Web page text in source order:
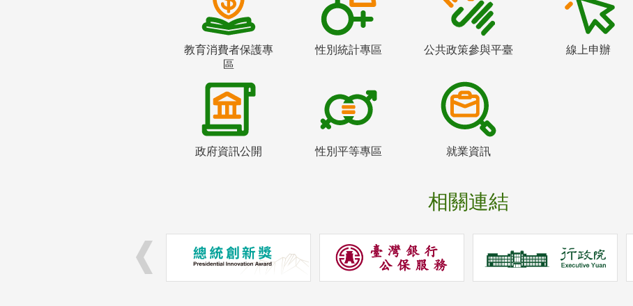
教育消費者保護專
區
性別統計專區 公共政策參與平臺 線上申辦
政府資訊公開 性別平等專區 就業資訊
相關連結